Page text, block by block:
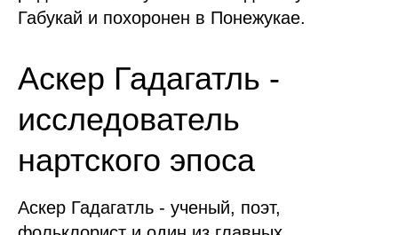
Габукай и похоронен в Понежукае.
Аскер Гадагатль -
исследователь
нартского эпоса
Аскер Гадагатль - ученый, поэт,